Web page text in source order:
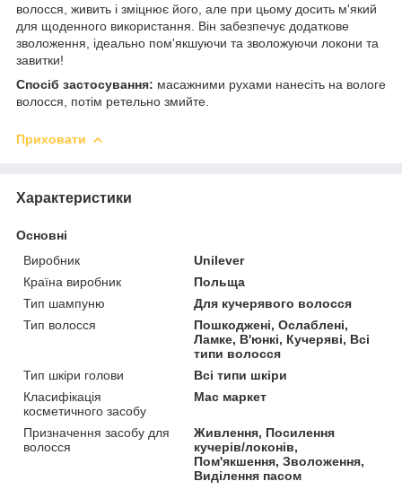
волосся, живить і зміцнює його, але при цьому досить м'який
для щоденного використання. Він забезпечує додаткове
зволоження, ідеально пом'якшуючи та зволожуючи локони та
завитки!
Спосіб застосування: масажними рухами нанесіть на вологе
волосся, потім ретельно змийте.
Приховати
Характеристики
Основні
Виробник
Unilever
Країна виробник
Польща
Тип шампуню
Для кучерявого волосся
Тип волосся
Пошкоджені, Ослаблені,
Ламке, В'юнкі, Кучеряві, Всі
типи волосся
Тип шкіри голови
Всі типи шкіри
Класифікація
косметичного засобу
Мас маркет
Призначення засобу для
волосся
Живлення, Посилення
кучерів/локонів,
Пом'якшення, Зволоження,
Виділення пасом